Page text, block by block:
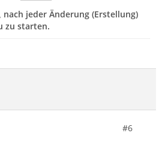
jeder Änderung (Erstellung)
zu starten.
#6